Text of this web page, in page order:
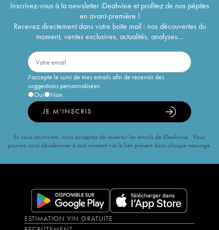
Inscrivez-vous à la newsletter iDealwine et profitez de nos pépites
en avant-première !
Recevez directement dans votre boîte mail : nos découvertes du
moment, ventes exclusives, actualités, analyses...
J'accepte le suivi de mes emails afin de recevoir des
suggestions personnalisées
Oui
Non
JE M'INSCRIS
En vous inscrivant, vous acceptez de recevoir les emails de iDealwine. Vous
pouvez vous désabonner à tout moment via le lien présent dans chaque message.
ESTIMATION VIN GRATUITE